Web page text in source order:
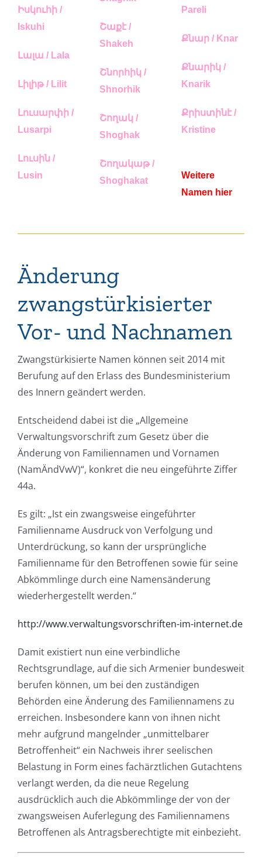
Իսկուհի /
Iskuhi
Լալա / Lala
Լիլիթ / Lilit
Լուսարփի /
Lusarpi
Լուսին /
Lusin
Շաքէ /
Shakeh
Շնորհիկ /
Shnorhik
Շողակ /
Shoghak
Շողակաթ /
Shoghakat
Pareli
Քնար / Knar
Քնարիկ /
Knarik
Քրիստինէ /
Kristine
Weitere
Namen hier
Änderung
zwangstürkisierter
Vor- und Nachnamen
Zwangstürkisierte Namen können seit 2014 mit
Berufung auf den Erlass des Bundesministerium
des Innern geändert werden.
Entscheidend dabei ist die „Allgemeine
Verwaltungsvorschrift zum Gesetz über die
Änderung von Familiennamen und Vornamen
(NamÄndVwV)“, konkret die neu eingeführte Ziffer
44a.
Es gilt: „Ist ein zwangsweise eingeführter
Familienname Ausdruck von Verfolgung und
Unterdrückung, so kann der ursprüngliche
Familienname für den Betroffenen ­sowie für seine
Abkömmlinge durch eine Namensänderung
wiederhergestellt werden.“
http://www.verwaltungsvorschriften-im-internet.de
Damit existiert nun eine verbindliche
Rechtsgrundlage, auf die sich Armenier bundesweit
berufen können, um bei den zuständigen
Behörden eine Änderung des Familiennamens zu
erreichen. Insbesondere kann von ihnen nicht
mehr aufgrund mangelnder „unmittelbarer
Betroffenheit“ ein Nachweis ihrer seelischen
Belastung in Form eines fachärztlichen Gutachtens
verlangt werden, da die neue Regelung
ausdrücklich auch die Abkömmlinge der von der
zwangsweisen Auferlegung des Familiennamens
Betroffenen als Antragsberechtigte mit einbezieht.